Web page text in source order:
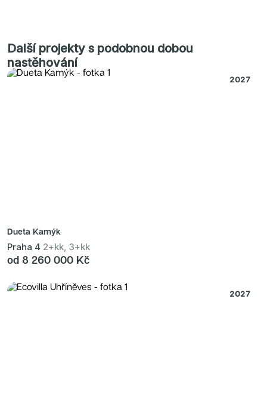
Další projekty s podobnou dobou
nastěhování
2027
Dueta Kamýk
Praha 4 2+kk, 3+kk
od 8 260 000 Kč
2027